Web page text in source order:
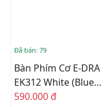
Đã bán: 79
Bàn Phím Cơ E-DRA
EK312 White (Blue
Switch)
590.000 đ